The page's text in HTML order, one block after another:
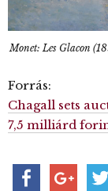
Monet: Les Glacon
Forrás:
Chagall sets
7,5 milliárd